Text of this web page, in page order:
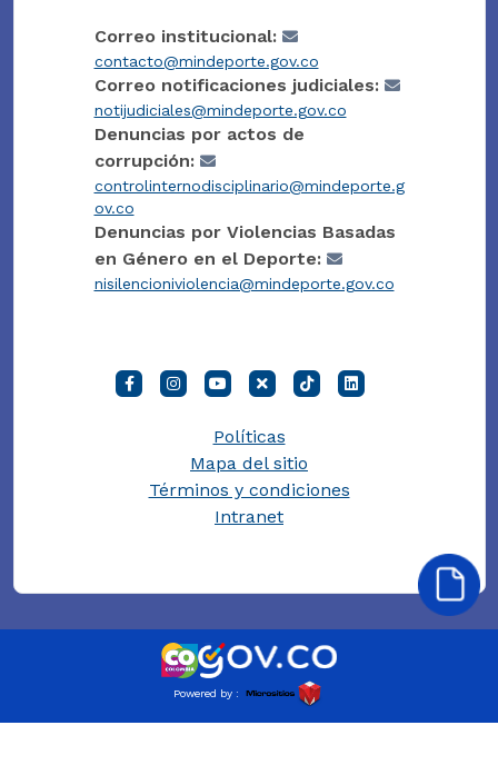
Correo institucional:
contacto@mindeporte.gov.co
Correo notificaciones judiciales:
notijudiciales@mindeporte.gov.co
Denuncias por actos de
corrupción:
controlinternodisciplinario@mindeporte.g
ov.co
Denuncias por Violencias Basadas
en Género en el Deporte:
nisilencioniviolencia@mindeporte.gov.co
Políticas
Mapa del sitio
Términos y condiciones
Intranet
Powered by :